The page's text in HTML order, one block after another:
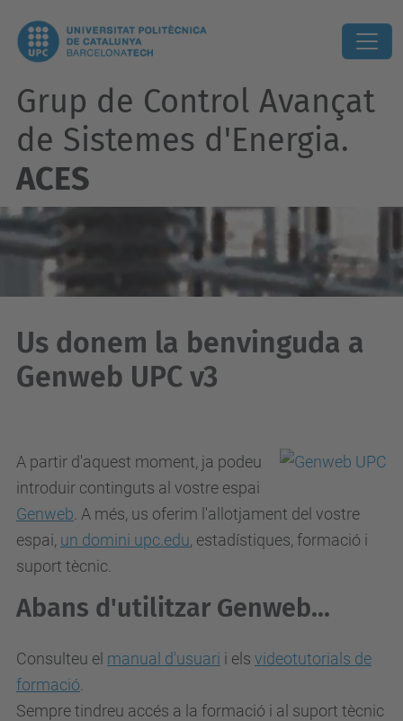
Grup de Control Avançat
de Sistemes d'Energia.
ACES
Us donem la benvinguda a
Genweb UPC v3
A partir d'aquest moment, ja podeu
introduir continguts al vostre espai
Genweb . A més, us oferim l'allotjament del vostre
espai, un domini upc.edu, estadístiques, formació i
suport tècnic.
Abans d'utilitzar Genweb...
Consulteu el manual d'usuari i els videotutorials de
formació
Sempre tindreu accés a la formació i al suport tècnic